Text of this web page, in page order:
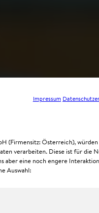
Impressum
(Firmensitz: Österreich),
verarbeiten. Diese ist für die
aber eine noch engere
Auswahl: